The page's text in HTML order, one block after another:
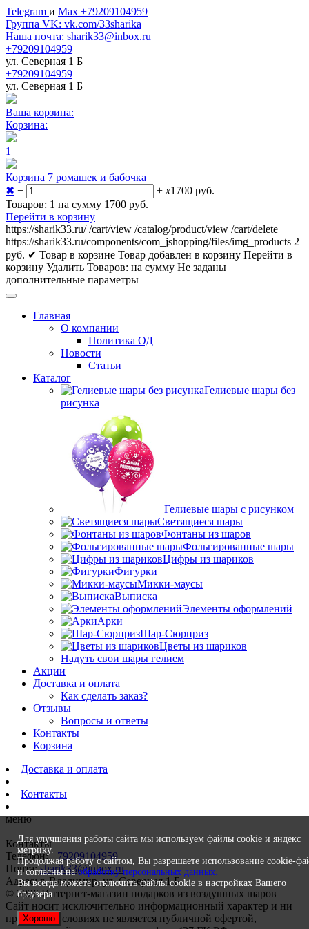
Telegram и Max +79209104959
Группа VK: vk.com/33sharika
Наша почта: sharik33@inbox.ru
+79209104959
ул. Северная 1 Б
+79209104959
ул. Северная 1 Б
Ваша корзина:
Корзина:
1
Корзина 7 ромашек и бабочка
✖ − + x1700 руб.
Товаров: 1 на сумму 1700 руб.
Перейти в корзину
https://sharik33.ru/ /cart/view /catalog/product/view /cart/delete
https://sharik33.ru/components/com_jshopping/files/img_products 2
руб. ✔ Товар в корзине Товар добавлен в корзину Перейти в
корзину Удалить Товаров: на сумму Не заданы
дополнительные параметры
Главная
О компании
Политика ОД
Новости
Статьи
Каталог
Гелиевые шары без
рисунка
Гелиевые шары с рисунком
Светящиеся шары
Фонтаны из шаров
Фольгированные шары
Цифры из шариков
Фигурки
Микки-маусы
Выписка
Элементы оформлений
Арки
Шар-Сюрприз
Цветы из шариков
Надуть свои шары гелием
Акции
Доставка и оплата
Как сделать заказ?
Отзывы
Вопросы и ответы
Контакты
Корзина
Доставка и оплата
Контакты
меню
Контакты
Телефон:+79209104959
Почта:sharik33@inbox.ru
Адрес: г. Владимир, ул. Северная 1 Б
© 2026 Интернет-магазин подарков из воздушных шаров
Сайт носит исключительно информационный характер и ни
при каких условиях не является публичной офертой,
Для улучшения работы сайта мы используем файлы cookie и яндекс
метрику.
Продолжая работу с сайтом, Вы разрешаете использование cookie-
и согласны наобработку персональных данных.
Вы всегда можете отключить файлы cookie в настройках Вашего
браузера.
Хорошо